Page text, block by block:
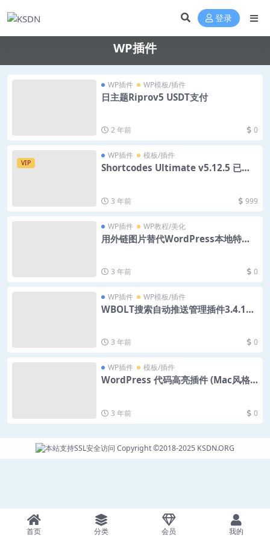
登录
WP插件
WP插件 WP模板/插件
日主题Riprov5 USDT支付
2 年前 0
VIP
WP插件 模板/插件
Shortcodes Ultimate v5.12.5 已激
3 年前 999
WP插件 WP教程/美化
用外链图片替代WordPress本地特色
3 年前 0
WP插件 WP模板/插件
WBOLT搜索自动推送管理插件3.4.11
3 年前 0
WP插件 模板/插件
WordPress 代码高亮插件 (Mac风格)
3 年前 0
Copyright ©2018-2025 KSDN.ORG
首页 分类 会员 我的